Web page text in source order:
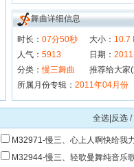
舞曲详细信息
时长： 07分50秒 大小： 10.7
人气： 5913 日期：
分类：慢三舞曲
推荐给大家
所属月份专辑： 2011年04月份
全选|反选 /
M32971-慢三、心上人啊快给我
[陈蒙]M32944-慢三、轻歌曼舞纯音乐